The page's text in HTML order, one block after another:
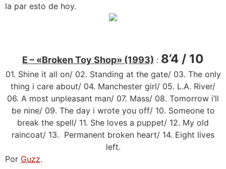
la par esto de hoy.
E – «Broken Toy Shop» (1993) : 8’4 / 10
01. Shine it all on/ 02. Standing at the gate/ 03. The only
thing i care about/ 04. Manchester girl/ 05. L.A. River/
06. A most unpleasant man/ 07. Mass/ 08. Tomorrow i’ll
be nine/ 09. The day i wrote you off/ 10. Someone to
break the spell/ 11. She loves a puppet/ 12. My old
raincoat/ 13. Permanent broken heart/ 14. Eight lives
left.
Por Guzz.